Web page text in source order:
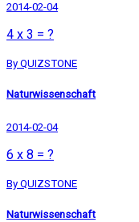
2014-02-04
4 x 3 = ?
By QUIZSTONE
Naturwissenschaft
2014-02-04
6 x 8 = ?
By QUIZSTONE
Naturwissenschaft